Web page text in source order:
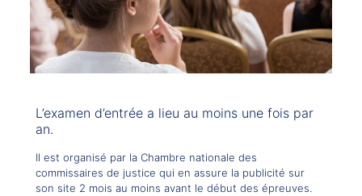
L’examen d’entrée a lieu au moins une fois par
an.
Il est organisé par la Chambre nationale des
commissaires de justice qui en assure la publicité sur
son site 2 mois au moins avant le début des épreuves.